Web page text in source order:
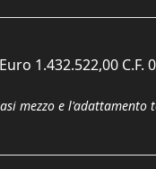
1.432.522,00 C.F.
mezzo e l'adattamento